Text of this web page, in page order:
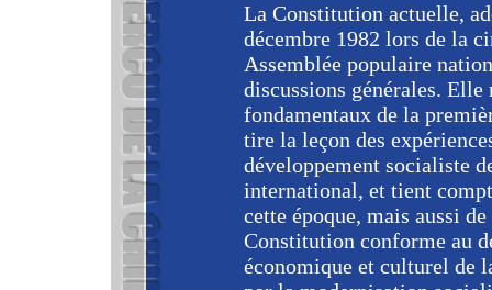
La Constitution actuelle,
décembre 1982 lors de la
Assemblée populaire
discussions générales.
fondamentaux de la
tire la leçon des
développement socialiste
international, et tient
cette époque, mais aussi
Constitution conforme au
économique et culturel de